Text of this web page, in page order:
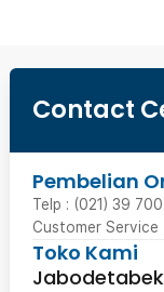
Contact
Pembelian
Telp : (021) 39
Customer Service
Toko Kami
Jabodetabek